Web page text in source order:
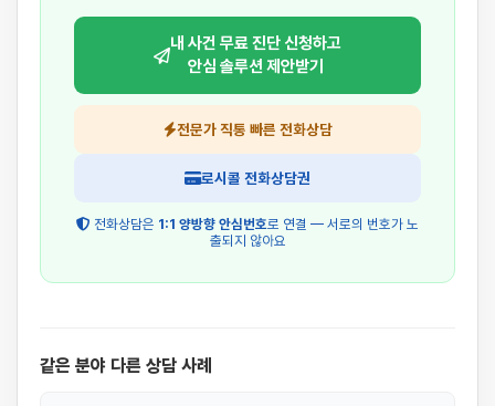
내 사건 무료 진단 신청하고
안심 솔루션 제안받기
전문가 직통 빠른 전화상담
로시콜 전화상담권
전화상담은 1:1 양방향 안심번호로 연결 — 서로의 번호가 노
출되지 않아요
같은 분야 다른 상담 사례